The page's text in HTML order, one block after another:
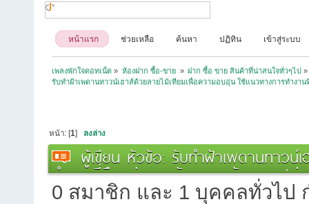
หน้าแรก ช่วยเหลือ ค้นหา ปฏิทิน เข้าสู่ระบบ
เพลงพักใจดอทเน็ต » ห้องฝาก ซื้อ-ขาย » ฝาก ซื้อ ขาย สินค้าที่น่าสนใจทั่วๆไป »
รับทำฝ้าเพดานทาวน์เฮาส์ด้วยลายไม้เทียมเพื่อความอบอุ่น ใช้แนวทางการทำง
หน้า: [1] ลงล่าง
ผู้เขียน หัวข้อ: รับทำฝ้าเพดานทาวน์
ทำงานที่ยืดหยุ่นตามลักษณะหน้างาน (อ่า
0 สมาชิก และ 1 บุคคลทั่วไป